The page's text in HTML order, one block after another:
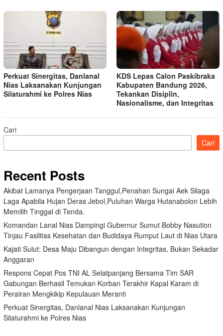
Perkuat Sinergitas, Danlanal
Nias Laksanakan Kunjungan
Silaturahmi ke Polres Nias
KDS Lepas Calon Paskibraka
Kabupaten Bandung 2026,
Tekankan Disiplin,
Nasionalisme, dan Integritas
Cari
Cari
Recent Posts
Akibat Lamanya Pengerjaan Tanggul,Penahan Sungai Aek Silaga
Laga Apabila Hujan Deras Jebol,Puluhan Warga Hutanabolon Lebih
Memilih Tinggal di Tenda.
Komandan Lanal Nias Dampingi Gubernur Sumut Bobby Nasution
Tinjau Fasilitas Kesehatan dan Budidaya Rumput Laut di Nias Utara
Kajati Sulut: Desa Maju Dibangun dengan Integritas, Bukan Sekadar
Anggaran
Respons Cepat Pos TNI AL Selatpanjang Bersama Tim SAR
Gabungan Berhasil Temukan Korban Terakhir Kapal Karam di
Perairan Mengkikip Kepulauan Meranti
Perkuat Sinergitas, Danlanal Nias Laksanakan Kunjungan
Silaturahmi ke Polres Nias